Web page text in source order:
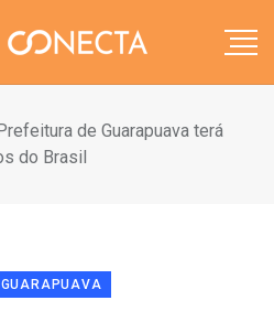
de Guarapuava terá
do Brasil
GUARAPUAVA